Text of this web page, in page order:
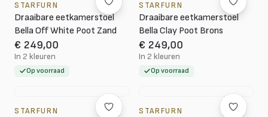
STARFURN
Draaibare eetkamerstoel
Bella Off White Poot Zand
€ 249,00
In 2 kleuren
Op voorraad
STARFURN
Draaibare eetkamerstoel
Bella Clay Poot Brons
€ 249,00
In 2 kleuren
Op voorraad
STARFURN STARFURN